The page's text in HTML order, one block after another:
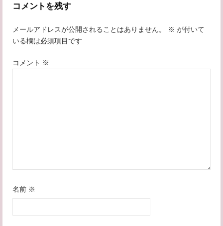
ゲ
ー
コメントを残す
メールアドレスが公開されることはありません。 ※ が付いて
いる欄は必須項目です
コメント ※
名前 ※